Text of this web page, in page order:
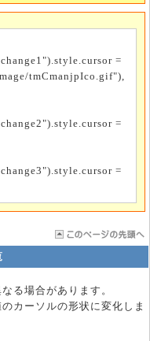
=
tmCmanjpIco.gif"),
=
=
る場合があります。
カーソルの形状に変化しま